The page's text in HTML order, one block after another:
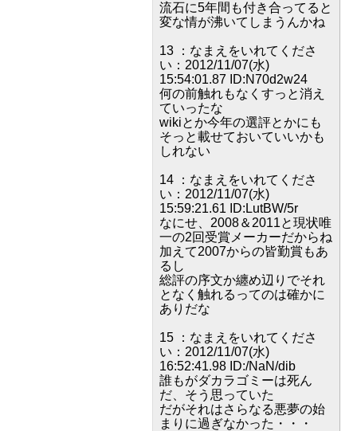
流石に5年間も付き合ってると
変な情が沸いてしまうんかね
13 ：なまえをいれてくださ
い：2012/11/07(水)
15:54:01.87 ID:N70d2w24
何の前触れもなくすっと消え
ていったな
wikiとか今年の選評とかにも
そっと載せておいていいかも
しれない
14 ：なまえをいれてくださ
い：2012/11/07(水)
15:59:21.61 ID:LutBW/5r
なにせ、2008＆2011と現状唯
一の2回受賞メーカーだからね
加えて2007からの皆勤賞もあ
るし
総評の序文か纏め辺りでそれ
となく触れるってのは確かに
ありだな
15 ：なまえをいれてくださ
い：2012/11/07(水)
16:52:41.98 ID:/NaN/dib
誰もがダカラゴミーは死ん
だ、そう思っていた
だがそれはさらなる悪夢の始
まりに過ぎなかった・・・